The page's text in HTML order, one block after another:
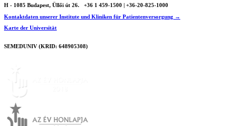
H - 1085 Budapest, Üllői út 26.
+36 1 459-1500 | +36-20-825-1000
Kontaktdaten unserer Institute und Kliniken für Patientenversorgung →
Karte der Universität
SEMEDUNIV (KRID: 648905308)